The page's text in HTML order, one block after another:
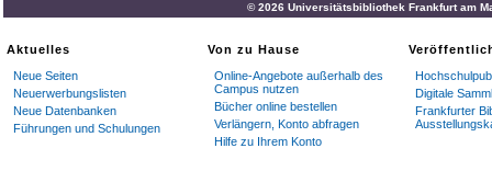
© 2026 Universitätsbibliothek Frankfurt am
Aktuelles
Neue Seiten
Neuerwerbungslisten
Neue Datenbanken
Führungen und Schulungen
Von zu Hause
Online-Angebote außerhalb des
Campus nutzen
Bücher online bestellen
Verlängern, Konto abfragen
Hilfe zu Ihrem Konto
Digitale
Frankfurter